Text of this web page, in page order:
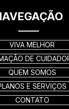
VIVA MELHOR
DE
QUEM SOMOS
E SERVIÇOS
CONTATO